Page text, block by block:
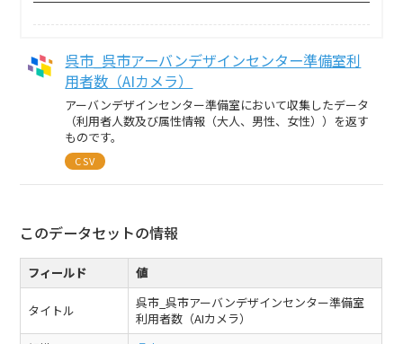
呉市_呉市アーバンデザインセンター準備室利
用者数（AIカメラ）
アーバンデザインセンター準備室において収集したデータ
（利用者人数及び属性情報（大人、男性、女性））を返す
ものです。
CSV
このデータセットの情報
フィールド 値
タイトル
呉市_呉市アーバンデザインセンター準備室
利用者数（AIカメラ）